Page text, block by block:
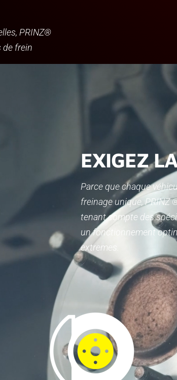
PRINZ®
de frein
EXIGEZ
Parce que chaque
freinage unique, PRINZ
tenant compte des
un fonctionnement
extremes.